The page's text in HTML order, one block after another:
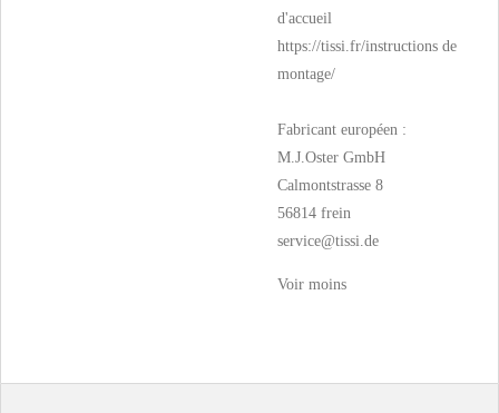
d'accueil
https://tissi.fr/instructions de
montage/
Fabricant européen :
M.J.Oster GmbH
Calmontstrasse 8
56814 frein
service@tissi.de
Voir moins